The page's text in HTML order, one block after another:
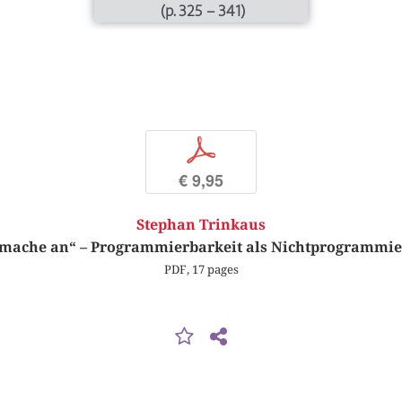
(p. 325 – 341)
p
€ 9,95
Stephan Trinkaus
an“ – Programmierbarkeit als
PDF, 17 pages